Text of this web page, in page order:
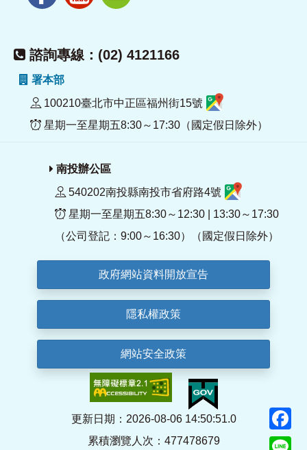
諮詢專線：(02) 4121166
署本部
100210臺北市中正區福州街15號
星期一至星期五8:30～17:30（國定假日除外）
南投辦公區
540202南投縣南投市省府路4號
星期一至星期五8:30～12:30 | 13:30～17:30
（公司登記：9:00～16:30）（國定假日除外）
政府網站資料開放宣告
隱私權政策
網站安全政策
更新日期：2026-08-06 14:50:51.0
累積瀏覽人次：477478679